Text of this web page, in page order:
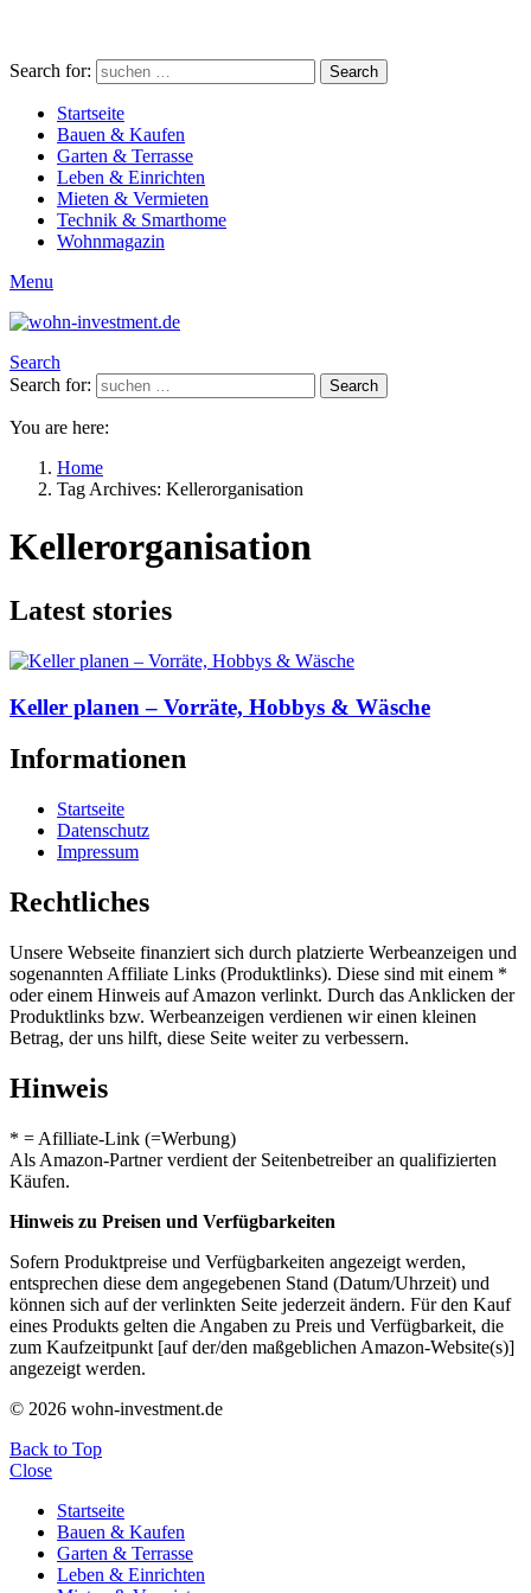
Search for: Search
Startseite
Bauen & Kaufen
Garten & Terrasse
Leben & Einrichten
Mieten & Vermieten
Technik & Smarthome
Wohnmagazin
Menu
Search
Search for:
Search
You are here:
Home
Tag Archives: Kellerorganisation
Kellerorganisation
Latest stories
Keller planen – Vorräte, Hobbys & Wäsche
Informationen
Startseite
Datenschutz
Impressum
Rechtliches
Unsere Webseite finanziert sich durch platzierte Werbeanzeigen und
sogenannten Affiliate Links (Produktlinks). Diese sind mit einem *
oder einem Hinweis auf Amazon verlinkt. Durch das Anklicken der
Produktlinks bzw. Werbeanzeigen verdienen wir einen kleinen
Betrag, der uns hilft, diese Seite weiter zu verbessern.
Hinweis
* = Afilliate-Link (=Werbung)
Als Amazon-Partner verdient der Seitenbetreiber an qualifizierten
Käufen.
Hinweis zu Preisen und Verfügbarkeiten
Sofern Produktpreise und Verfügbarkeiten angezeigt werden,
entsprechen diese dem angegebenen Stand (Datum/Uhrzeit) und
können sich auf der verlinkten Seite jederzeit ändern. Für den Kauf
eines Produkts gelten die Angaben zu Preis und Verfügbarkeit, die
zum Kaufzeitpunkt [auf der/den maßgeblichen Amazon-Website(s)]
angezeigt werden.
© 2026 wohn-investment.de
Back to Top
Close
Startseite
Bauen & Kaufen
Garten & Terrasse
Leben & Einrichten